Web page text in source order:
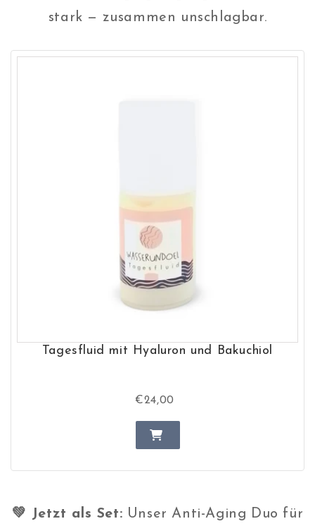
stark — zusammen unschlagbar.
Tagesfluid mit Hyaluron und Bakuchiol
€24,00
💚 Jetzt als Set: Unser Anti-Aging Duo für